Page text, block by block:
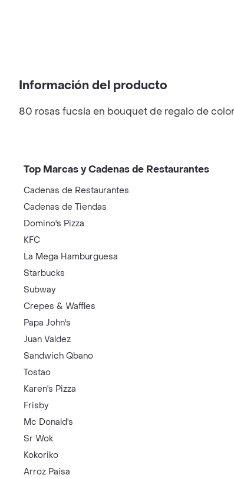
Información del producto
80 rosas fucsia en bouquet de regalo de
Top Marcas y Cadenas de Restaurantes
Cadenas de Restaurantes
Cadenas de Tiendas
Domino's Pizza
KFC
La Mega Hamburguesa
Starbucks
Subway
Crepes & Waffles
Papa John's
Juan Valdez
Sandwich Qbano
Tostao
Karen's Pizza
Frisby
Mc Donald's
Sr Wok
Kokoriko
Arroz Paisa